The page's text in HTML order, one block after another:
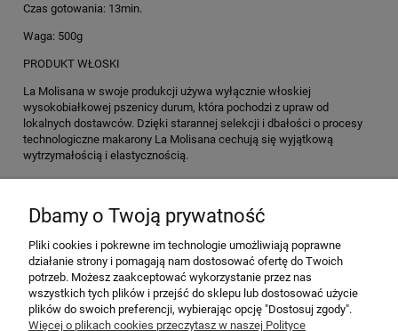
Czas gotowania: 13min.
Waga: 500g
PRODUKT WŁOSKI
La Molisana w swoje produkcji używa wyłącznie włoskiej
wysokobiałkowej pszenicy durum, która pochodzi z upraw od
lokalnych dostawców. Dzięki starannej selekcji i dbałości o procesy
technologiczne makarony La Molisana cechują się wyjątkową
wytrzymałością i elastycznością.
O nas
Pomoc
Dbamy o Twoją prywatność
Pliki cookies i pokrewne im technologie umożliwiają poprawne
działanie strony i pomagają nam dostosować ofertę do Twoich
potrzeb. Możesz zaakceptować wykorzystanie przez nas
wszystkich tych plików i przejść do sklepu lub dostosować użycie
plików do swoich preferencji, wybierając opcję "Dostosuj zgody".
Więcej o plikach cookies przeczytasz w naszej Polityce